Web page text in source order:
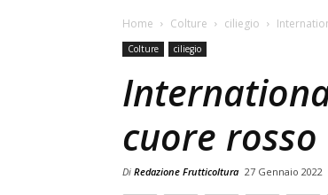
Home Colture ciliegio
Colture ciliegio
cuore
Di Redazione Frutticoltura 27 Gennaio 2022